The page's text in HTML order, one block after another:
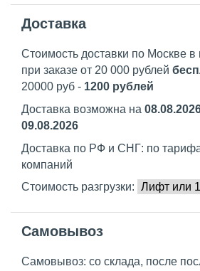
Доставка
Стоимость доставки по Москве
при заказе от 20 000 рублей
20000 руб - 1200 рублей
Доставка возможна на
09.08.2026
Доставка по РФ и СНГ: по
компаний
Стоимость разгрузки:
Самовывоз
Самовывоз: со склада, после